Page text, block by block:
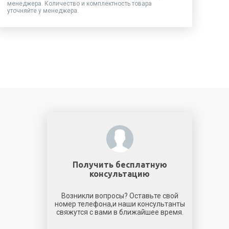
менеджера. Количество и комплектность товара
уточняйте у менеджера.
Получить бесплатную
консультацию
Возникли вопросы? Оставьте свой
номер телефона,и наши консультанты
свяжутся с вами в ближайшее время.